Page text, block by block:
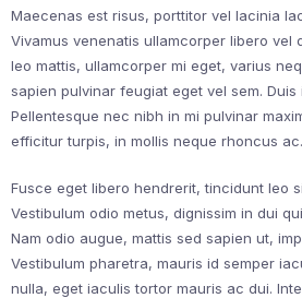
Maecenas est risus, porttitor vel lacinia
Vivamus venenatis ullamcorper libero vel
leo mattis, ullamcorper mi eget, varius
sapien pulvinar feugiat eget vel sem. Duis
Pellentesque nec nibh in mi pulvinar
efficitur turpis, in mollis neque rhoncus ac.
Fusce eget libero hendrerit, tincidunt leo
Vestibulum odio metus, dignissim in dui
Nam odio augue, mattis sed sapien ut,
Vestibulum pharetra, mauris id semper
nulla, eget iaculis tortor mauris ac dui.